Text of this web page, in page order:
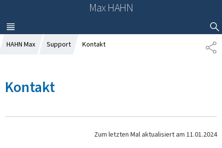
Max HAHN
H
MENÜ
HAUPT-
SUCHFLED ANZEIGEN / SCHLIESSEN
T
E
HAHN Max Support Kontakt
Kontakt
Zum letzten Mal aktualisiert am 11.01.2024